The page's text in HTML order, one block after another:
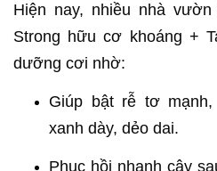
Hiện nay, nhiều nhà
Strong hữu cơ khoáng +
dưỡng cơi nhờ:
Giúp bật rễ tơ
xanh dày, dẻo dai.
Phục hồi nhanh cây